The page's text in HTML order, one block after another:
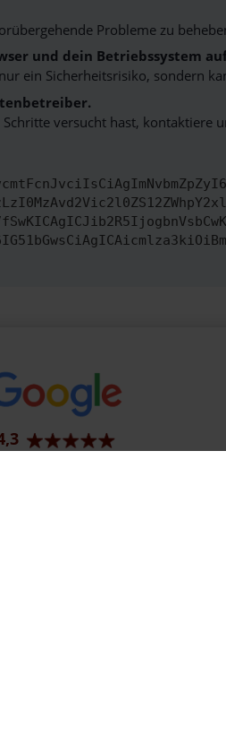
Probleme zu
und dein Betriebssystem
ein Sicherheitsrisiko, sondern
versucht hast, kontaktiere